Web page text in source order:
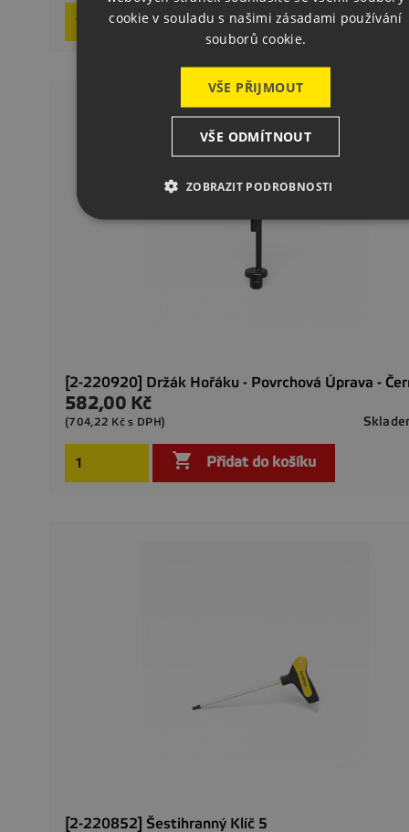
 Přidat do košíku
[2-220920] Držák Hořáku - Povrchová Úprava -
Cena
582,00 Kč
(704,22 Kč s DPH)
 Přidat do košíku
[2-220852] Šestihranný Klíč 5
cookie v souladu s našimi zásadami používání
souborů cookie.
VŠE PŘIJMOUT
VŠE ODMÍTNOUT
ZOBRAZIT PODROBNOSTI